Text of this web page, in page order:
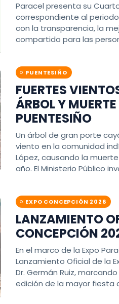
Paracel presenta su
correspondiente al
con la transparencia, la
compartido para las
PUENTESIÑO
FUERTES
ÁRBOL Y
PUENTESIÑO
Un árbol de gran porte
viento en la comunidad
López, causando la
año. El Ministerio Público
EXPO CONCEPCIÓN 2026
LANZAMIENTO
CONCEPCIÓN
En el marco de la Expo
Lanzamiento Oficial de la
Dr. Germán Ruiz,
edición de la mayor fiesta